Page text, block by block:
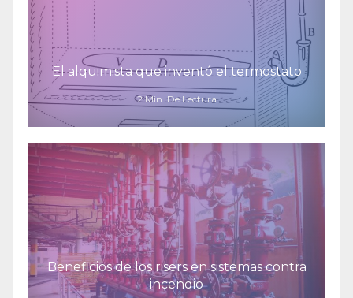
El alquimista que inventó el termostato
2 Min. De Lectura
Beneficios de los risers en sistemas contra
incendio